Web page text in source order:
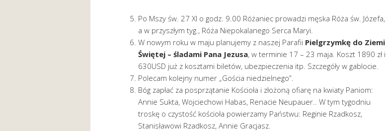
Po Mszy św. 27 XI o godz. 9.00 Różaniec prowadzi męska Róża św. Józefa,
a w przyszłym tyg., Róża Niepokalanego Serca Maryi.
W nowym roku w maju planujemy z naszej Parafii Pielgrzymkę do Ziemi
Świętej – śladami Pana Jezusa, w terminie 17 – 23 maja. Koszt 1890 zł i
630USD już z kosztami biletów, ubezpieczenia itp. Szczegóły w gablocie.
Polecam kolejny numer „Gościa niedzielnego”.
Bóg zapłać za posprzątanie Kościoła i złożoną ofiarę na kwiaty Paniom:
Annie Sukta, Wojciechowi Habas, Renacie Neupauer.. W tym tygodniu
troskę o czystość kościoła powierzamy Państwu: Reginie Rzadkosz,
Stanisławowi Rzadkosz, Annie Gracjasz.